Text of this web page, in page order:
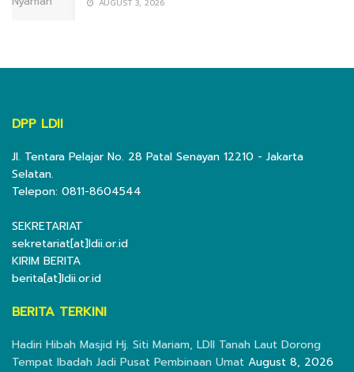
AUGUST 3, 2026
DPP LDII
Jl. Tentara Pelajar No. 28 Patal Senayan 12210 - Jakarta
Selatan.
Telepon: 0811-8604544
SEKRETARIAT
sekretariat[at]ldii.or.id
KIRIM BERITA
berita[at]ldii.or.id
BERITA TERKINI
Hadiri Hibah Masjid Hj. Siti Mariam, LDII Tanah Laut Dorong
Tempat Ibadah Jadi Pusat Pembinaan Umat August 8, 2026